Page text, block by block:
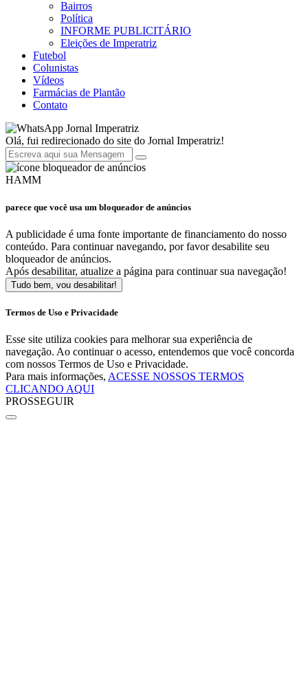
Bairros
Política
INFORME PUBLICITÁRIO
Eleições de Imperatriz
Futebol
Colunistas
Vídeos
Farmácias de Plantão
Contato
Jornal Imperatriz
Olá, fui redirecionado do site do Jornal Imperatriz!
HAMM
parece que você usa um bloqueador de anúncios
A publicidade é uma fonte importante de financiamento do nosso
conteúdo. Para continuar navegando, por favor desabilite seu
bloqueador de anúncios.
Após desabilitar, atualize a página para continuar sua navegação!
Tudo bem, vou desabilitar!
Termos de Uso e Privacidade
Esse site utiliza cookies para melhorar sua experiência de
navegação. Ao continuar o acesso, entendemos que você concorda
com nossos Termos de Uso e Privacidade.
Para mais informações, ACESSE NOSSOS TERMOS
CLICANDO AQUI
PROSSEGUIR